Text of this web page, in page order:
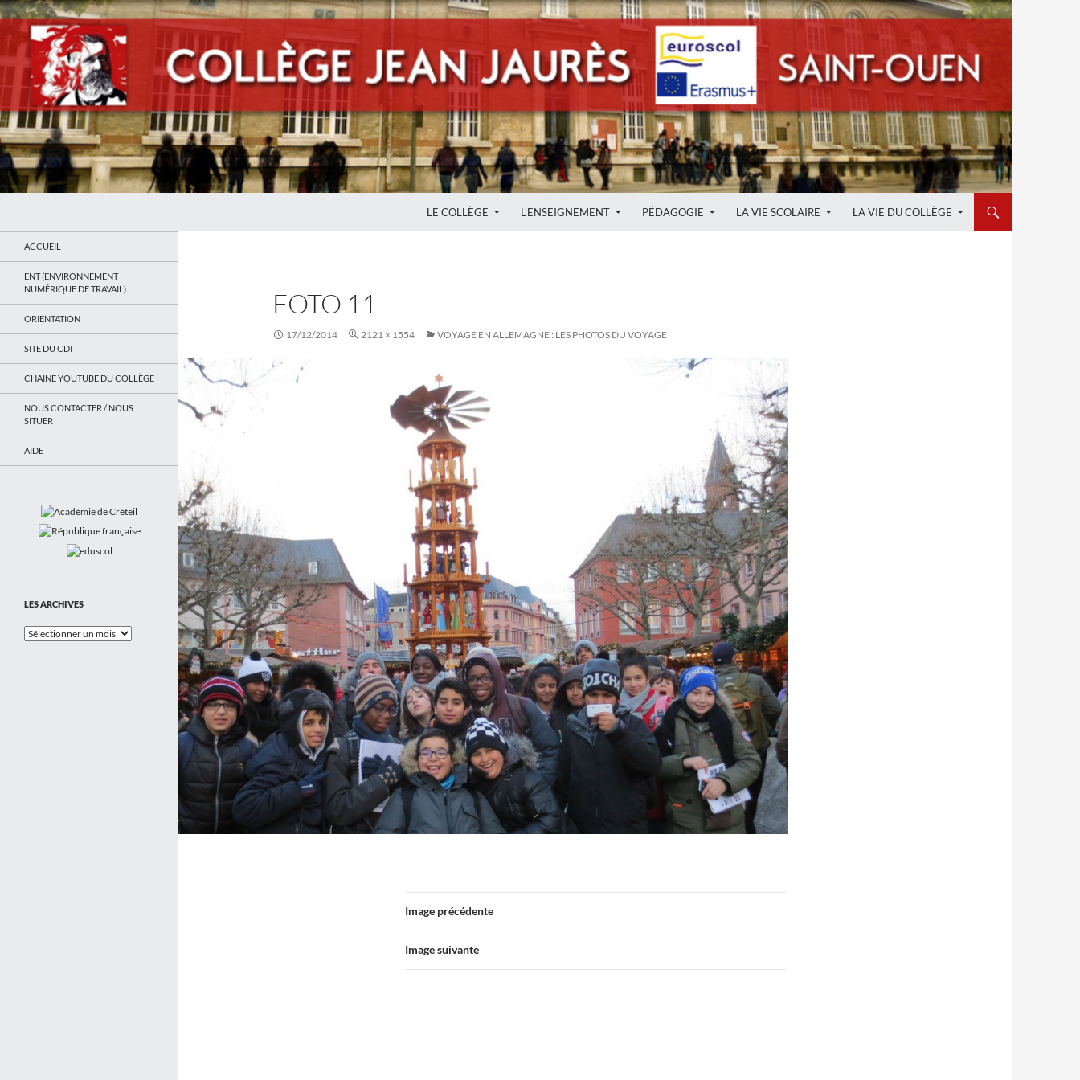
LE COLLÈGE L’ENSEIGNEMENT PÉDAGOGIE LA VIE SCOLAIRE LA VIE DU COLLÈGE
FOTO 11
17/12/2014 2121 × 1554 VOYAGE EN ALLEMAGNE : LES PHOTOS DU VOYAGE
Image précédente
Image suivante
ACCUEIL
ENT (ENVIRONNEMENT
NUMÉRIQUE DE TRAVAIL)
ORIENTATION
SITE DU CDI
CHAINE YOUTUBE DU COLLÈGE
NOUS CONTACTER / NOUS
SITUER
AIDE
LES ARCHIVES
Les